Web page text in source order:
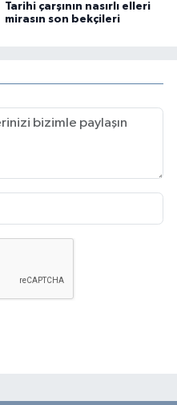
Tarihi çarşının nasırlı elleri
mirasın son bekçileri